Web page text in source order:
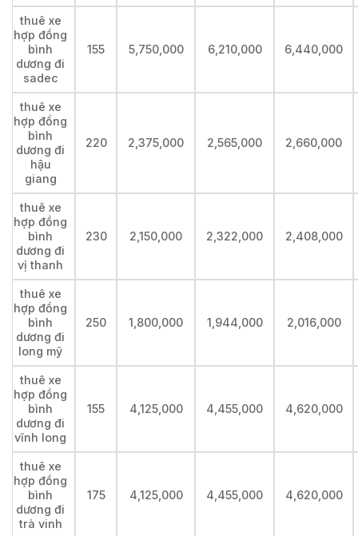
thuê xe
hợp đồng
bình
dương đi
sadec
155 5,750,000 6,210,000 6,440,000
thuê xe
hợp đồng
bình
dương đi
hậu
giang
220 2,375,000 2,565,000 2,660,000
thuê xe
hợp đồng
bình
dương đi
vị thanh
230 2,150,000 2,322,000 2,408,000
thuê xe
hợp đồng
bình
dương đi
long mỹ
250 1,800,000 1,944,000 2,016,000
thuê xe
hợp đồng
bình
dương đi
vĩnh long
155 4,125,000 4,455,000 4,620,000
thuê xe
hợp đồng
bình
dương đi
trà vinh
175 4,125,000 4,455,000 4,620,000